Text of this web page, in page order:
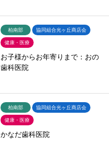
柏南部 協同組合光ヶ丘商店会
健康・医療
お子様からお年寄りまで：おの
歯科医院
柏南部 協同組合光ヶ丘商店会
健康・医療
かなだ歯科医院